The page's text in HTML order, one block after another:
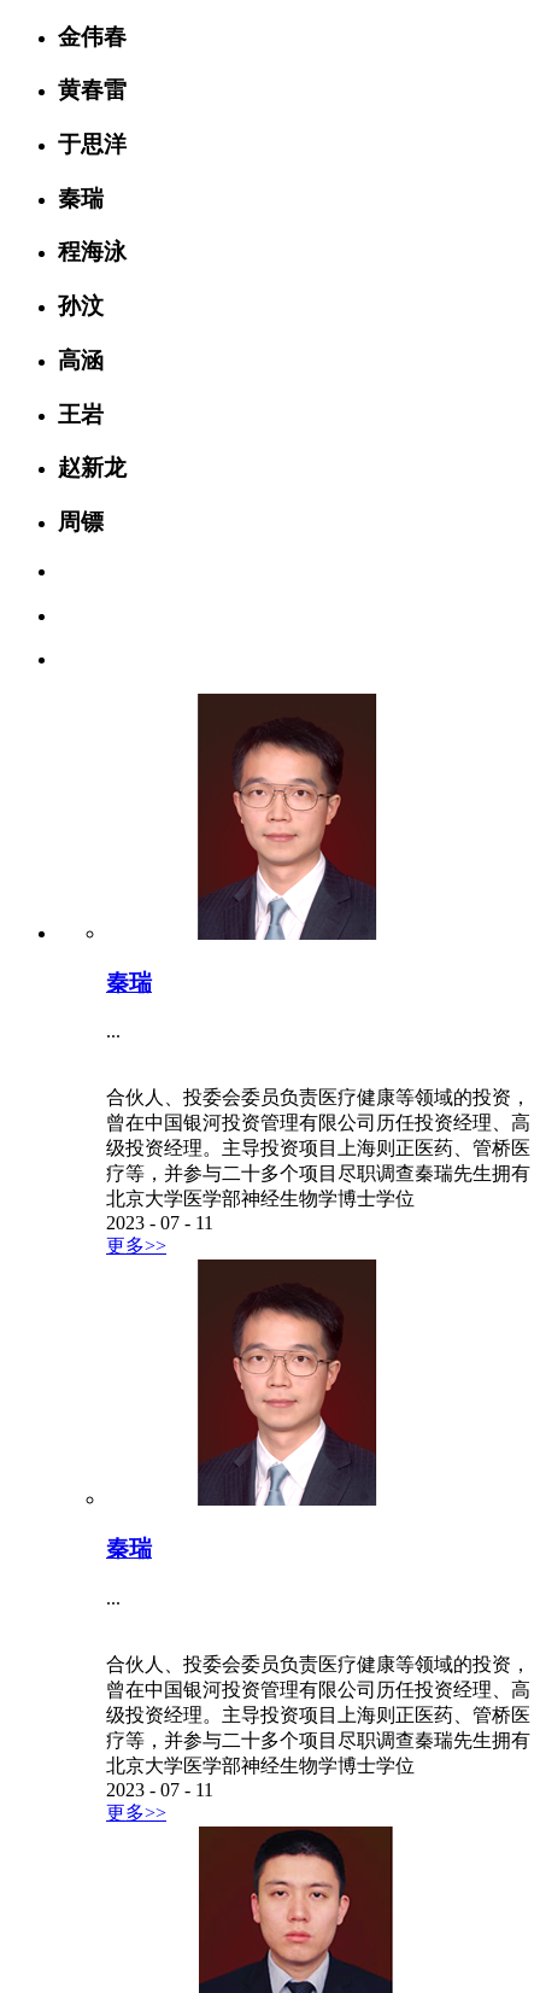
金伟春
黄春雷
于思洋
秦瑞
程海泳
孙汶
高涵
王岩
赵新龙
周镖
秦瑞
...
合伙人、投委会委员负责医疗健康等领域的投资，
曾在中国银河投资管理有限公司历任投资经理、高
级投资经理。主导投资项目上海则正医药、管桥医
疗等，并参与二十多个项目尽职调查秦瑞先生拥有
北京大学医学部神经生物学博士学位
2023 - 07 - 11
更多>>
秦瑞
...
合伙人、投委会委员负责医疗健康等领域的投资，
曾在中国银河投资管理有限公司历任投资经理、高
级投资经理。主导投资项目上海则正医药、管桥医
疗等，并参与二十多个项目尽职调查秦瑞先生拥有
北京大学医学部神经生物学博士学位
2023 - 07 - 11
更多>>